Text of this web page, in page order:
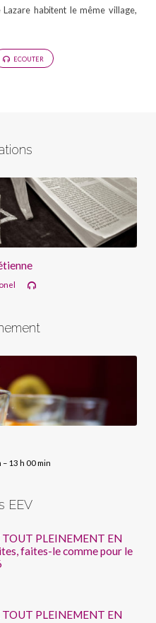
habitent le même village,
ECOUTER
– 13 h 00 min
EEV
PLEINEMENT EN
faites-le comme pour le
PLEINEMENT EN